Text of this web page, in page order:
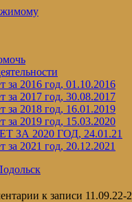
за 2016 год, 01.10.2016
за 2017 год, 30.08.2017
за 2018 год, 16.01.2019
за 2019 год, 15.03.2020
ЗА 2020 ГОД, 24.01.21
за 2021 год, 20.12.2021
к записи 11.09.22-2